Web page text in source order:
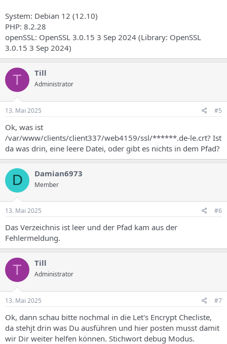
System: Debian 12 (12.10)
PHP: 8.2.28
openSSL: OpenSSL 3.0.15 3 Sep 2024 (Library: OpenSSL
3.0.15 3 Sep 2024)
T Till
Administrator
13. Mai 2025 #5
Ok, was ist
/var/www/clients/client337/web4159/ssl/******.de-le.crt? Ist
da was drin, eine leere Datei, oder gibt es nichts in dem Pfad?
D Damian6973
Member
13. Mai 2025 #6
Das Verzeichnis ist leer und der Pfad kam aus der
Fehlermeldung.
T Till
Administrator
13. Mai 2025 #7
Ok, dann schau bitte nochmal in die Let's Encrypt Checliste,
da stehjt drin was Du ausführen und hier posten musst damit
wir Dir weiter helfen können. Stichwort debug Modus.